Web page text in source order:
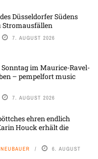
Düsseldorfer Südens
Stromausfällen
7. AUGUST 2026
im Maurice-Ravel-
– pempelfort music
7. AUGUST 2026
ehren endlich
Houck erhält die
6. AUGUST